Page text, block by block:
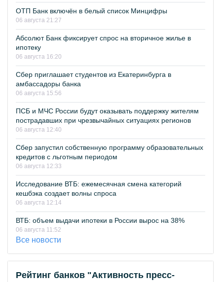
ОТП Банк включён в белый список Минцифры
06 августа 21:27
Абсолют Банк фиксирует спрос на вторичное жилье в
ипотеку
06 августа 16:20
Сбер приглашает студентов из Екатеринбурга в
амбассадоры банка
06 августа 15:56
ПСБ и МЧС России будут оказывать поддержку жителям
пострадавших при чрезвычайных ситуациях регионов
06 августа 12:40
Сбер запустил собственную программу образовательных
кредитов с льготным периодом
06 августа 12:33
Исследование ВТБ: ежемесячная смена категорий
кешбэка создает волны спроса
06 августа 12:14
ВТБ: объем выдачи ипотеки в России вырос на 38%
06 августа 11:52
Все новости
Рейтинг банков "Активность пресс-